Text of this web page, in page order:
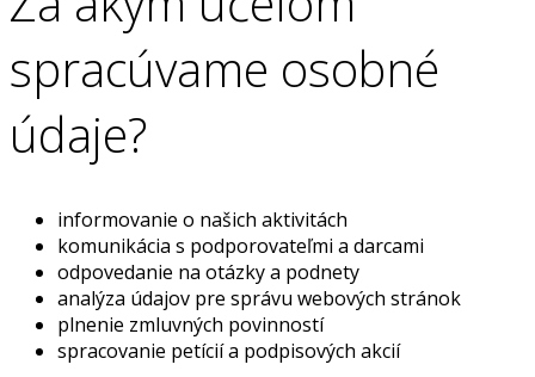
spracúvame osobné
údaje?
informovanie o našich aktivitách
komunikácia s podporovateľmi a darcami
odpovedanie na otázky a podnety
analýza údajov pre správu webových stránok
plnenie zmluvných povinností
spracovanie petícií a podpisových akcií